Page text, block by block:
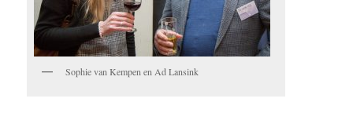
Sophie van Kempen en Ad Lansink